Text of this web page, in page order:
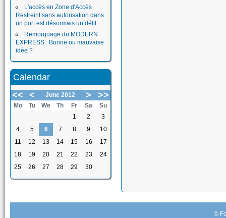
L'accès en Zone d'Accès
Restreint sans autorisation dans
un port est désormais un délit
Remorquage du MODERN
EXPRESS : Bonne ou mauvaise
idée ?
Calendar
<<
< June 2012 > >>
Mo Tu We Th Fr Sa
Su
1
2
3
4
5 6 7 8 9
10
11
12 13 14 15 16
17
18
19 20 21 22 23
24
25
26 27 28 29 30
©